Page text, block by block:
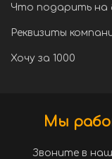
Что подарить на
Реквизиты
Хочу за 1000
Мы
Звоните в